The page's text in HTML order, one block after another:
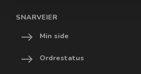
SNARVEIER
Min side
Ordrestatus